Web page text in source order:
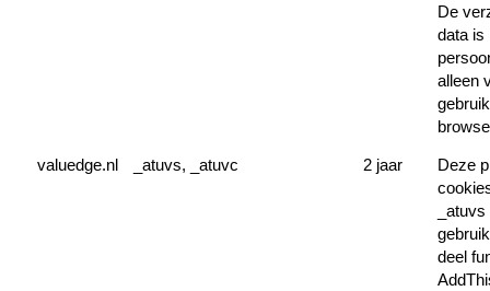
De
data is
alleen
valuedge.nl _atuvs, _atuvc 2 jaar
Deze
deel